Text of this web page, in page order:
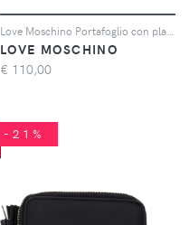
LOVE MOSCHINO
€ 110,00
-21%